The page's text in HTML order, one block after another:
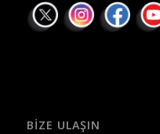
BIZE ULAŞIN